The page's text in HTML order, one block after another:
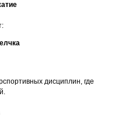
дисциплин, где